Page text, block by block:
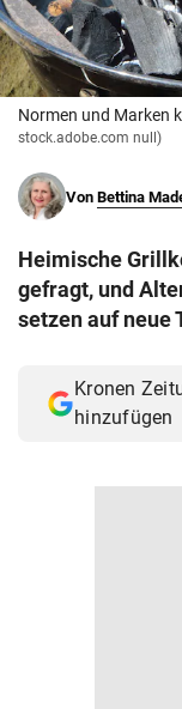
© Krone
Muthgasse 2, 1190
Normen und Marken
stock.adobe.com null)
Von Bettina
Heimische
gefragt, und
setzen auf neue
Kronen
hinzufügen